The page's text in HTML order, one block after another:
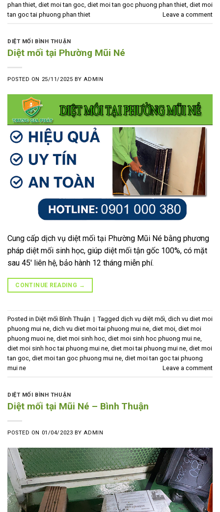
phan thiet diet moi tan goc diet moi tan goc phuong phan thiet diet moi
tan goc tai phuong phan thiet
Leave a comment
DIỆT MỐI BÌNH THUẬN
Diệt mối tại Phường Mũi Né
POSTED ON 25/11/2025 BYADMIN
Cung cấp dịch vụ diệt mối tại Phường Mũi Né bằng phương
pháp diệt mối sinh học, giúp diệt mối tận gốc 100%, có mặt
sau 45′ liên hệ, bảo hành 12 tháng miễn phí.
CONTINUE READING →
Posted in Diệt mối Bình Thuận | Tagged dịch vụ diệt mối dich vu diet moi
phuong mui ne dich vu diet moi tai phuong mui ne diet moi diet moi
phuong muoi ne diet moi sinh hoc diet moi sinh hoc phuong mui ne
diet moi sinh hoc tai phuong mui ne diet moi tai phuong mui ne diet moi
tan goc diet moi tan goc phuong mui ne diet moi tan goc tai phuong
mui ne
Leave a comment
DIỆT MỐI BÌNH THUẬN
Diệt mối tại Mũi Né – Bình Thuận
POSTED ON 01/04/2023 BYADMIN